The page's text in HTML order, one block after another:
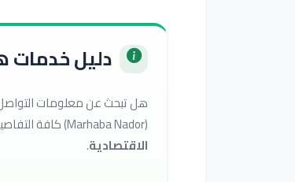
دليل خدمات
هل تبحث عن معلومات
(Marhaba Nador) كافة التفاصيل التي تحتاجها للوصول إلى أفضل الخدمات في تصنيف
الاقتصادية.